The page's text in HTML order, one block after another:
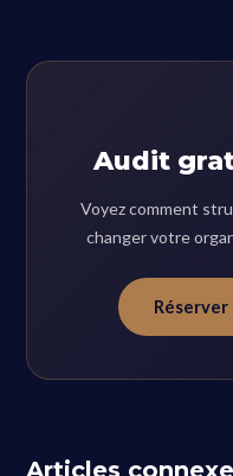
Audit
Voyez comment
changer votre
Articles